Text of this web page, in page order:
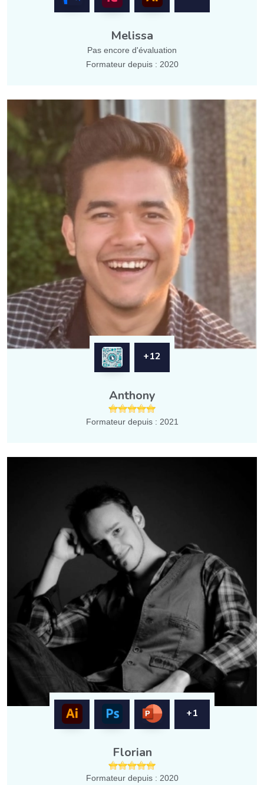
Melissa
Pas encore d'évaluation
Formateur depuis : 2020
+12
Anthony
Formateur depuis : 2021
+1
Florian
Formateur depuis : 2020